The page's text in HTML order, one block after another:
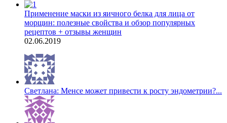
Применение маски из яичного белка для лица от
морщин: полезные свойства и обзор популярных
рецептов + отзывы женщин
02.06.2019
Светлана: Менсе может привести к росту эндометрии?...